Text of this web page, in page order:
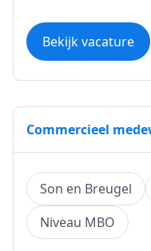
Bekijk vacature
Commercieel
Son en Breugel
Niveau MBO